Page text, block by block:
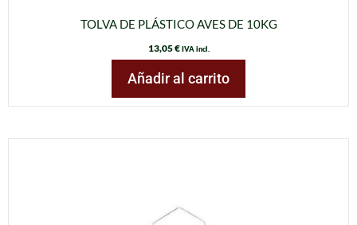
TOLVA DE PLÁSTICO AVES DE 10KG
13,05€ IVA incl.
Añadir al carrito